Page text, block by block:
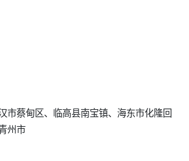
市蔡甸区、临高县南宝镇、海东市化隆回
州市